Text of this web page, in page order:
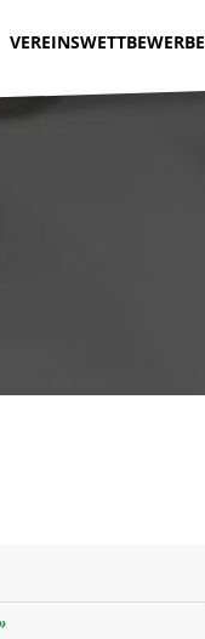
VEREINSWETTBEWERBE